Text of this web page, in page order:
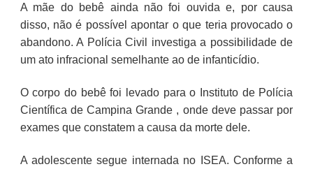
A mãe do bebê ainda não foi ouvida e, por causa
disso, não é possível apontar o que teria provocado o
abandono. A Polícia Civil investiga a possibilidade de
um ato infracional semelhante ao de infanticídio.
O corpo do bebê foi levado para o Instituto de Polícia
Científica de Campina Grande , onde deve passar por
exames que constatem a causa da morte dele.
A adolescente segue internada no ISEA. Conforme a